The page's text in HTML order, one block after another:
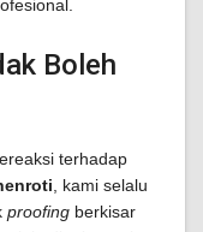
Boleh
terhadap
, kami selalu
proofing berkisar